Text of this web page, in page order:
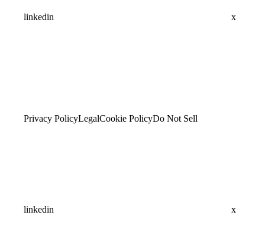
linkedin x
Privacy PolicyLegalCookie PolicyDo Not Sell
linkedin x